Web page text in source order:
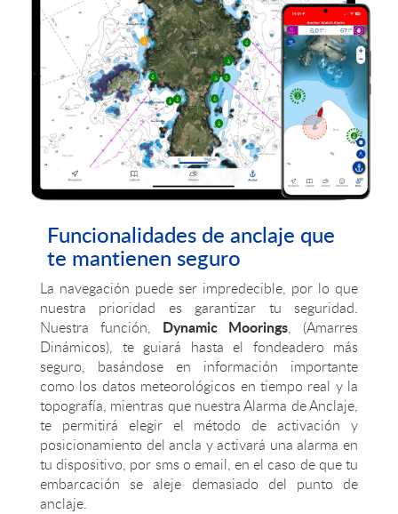
Funcionalidades de anclaje que
te mantienen seguro
La navegación puede ser impredecible, por lo que
nuestra prioridad es garantizar tu seguridad.
Nuestra función, Dynamic Moorings, (Amarres
Dinámicos), te guiará hasta el fondeadero más
seguro, basándose en información importante
como los datos meteorológicos en tiempo real y la
topografía, mientras que nuestra Alarma de Anclaje,
te permitirá elegir el método de activación y
posicionamiento del ancla y activará una alarma en
tu dispositivo, por sms o email, en el caso de que tu
embarcación se aleje demasiado del punto de
anclaje.